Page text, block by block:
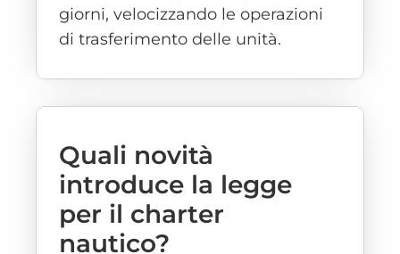
giorni, velocizzando le operazioni
di trasferimento delle unità.
Quali novità
introduce la legge
per il charter
nautico?